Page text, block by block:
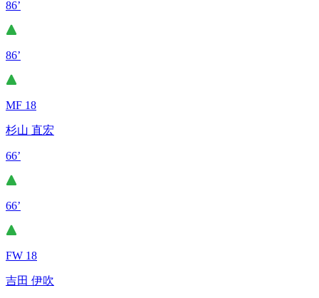
86’
86’
MF 18
杉山 直宏
66’
66’
FW 18
吉田 伊吹